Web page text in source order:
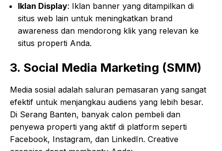
Iklan Display: Iklan banner yang ditampilkan di
situs web lain untuk meningkatkan brand
awareness dan mendorong klik yang relevan ke
situs properti Anda.
3. Social Media Marketing (SMM)
Media sosial adalah saluran pemasaran yang sangat
efektif untuk menjangkau audiens yang lebih besar.
Di Serang Banten, banyak calon pembeli dan
penyewa properti yang aktif di platform seperti
Facebook, Instagram, dan LinkedIn. Creative